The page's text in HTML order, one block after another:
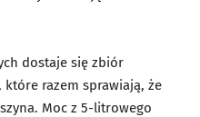
dostaje się zbiór
razem sprawiają, że
Moc z 5-litrowego